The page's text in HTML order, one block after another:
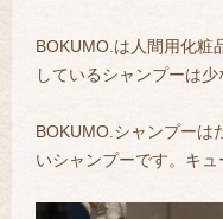
BOKUMO.は人間用化粧
しているシャンプーは
BOKUMO.シャンプーは
いシャンプーです。キ